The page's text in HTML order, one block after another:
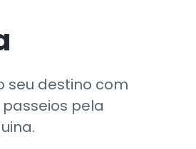
seu destino com
pela